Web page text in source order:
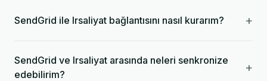
SendGrid ile Irsaliyat bağlantısını nasıl kurarım? +
SendGrid ve Irsaliyat arasında neleri senkronize
edebilirim?
+